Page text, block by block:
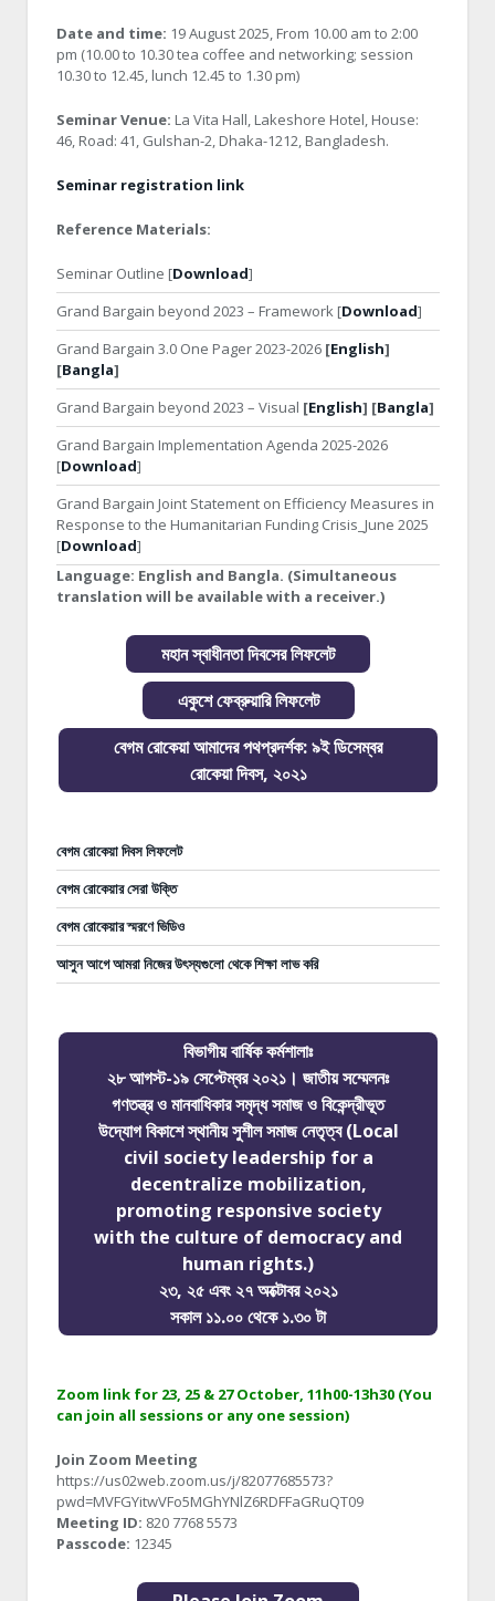
Date and time: 19 August 2025, From 10.00 am to 2:00
pm (10.00 to 10.30 tea coffee and networking; session
10.30 to 12.45, lunch 12.45 to 1.30 pm)
Seminar Venue: La Vita Hall, Lakeshore Hotel, House:
46, Road: 41, Gulshan-2, Dhaka-1212, Bangladesh.
Seminar registration link
Reference Materials:
Seminar Outline [Download]
Grand Bargain beyond 2023 – Framework [Download]
Grand Bargain 3.0 One Pager 2023-2026 [English]
[Bangla]
Grand Bargain beyond 2023 – Visual [English] [Bangla]
Grand Bargain Implementation Agenda 2025-2026
[Download]
Grand Bargain Joint Statement on Efficiency Measures in
Response to the Humanitarian Funding Crisis_June 2025
[Download]
Language: English and Bangla. (Simultaneous
translation will be available with a receiver.)
মহান স্বাধীনতা দিবসের লিফলেট
একুশে ফেব্রুয়ারি লিফলেট
বেগম রোকেয়া আমাদের পথপ্রদর্শক: ৯ই ডিসেম্বর
রোকেয়া দিবস, ২০২১
বেগম রোকেয়া দিবস লিফলেট
বেগম রোকেয়ার সেরা উক্তি
বেগম রোকেয়ার স্মরণে ভিডিও
আসুন আগে আমরা নিজের উৎস্যগুলো থেকে শিক্ষা লাভ করি
বিভাগীয় বার্ষিক কর্মশালাঃ
২৮ আগস্ট-১৯ সেপ্টেম্বর ২০২১। জাতীয় সম্মেলনঃ
গণতন্ত্র ও মানবাধিকার সমৃদ্ধ সমাজ ও বিকেন্দ্রীভূত
উদ্যোগ বিকাশে স্থানীয় সুশীল সমাজ নেতৃত্ব (Local
civil society leadership for a
decentralize mobilization,
promoting responsive society
with the culture of democracy and
human rights.)
২৩, ২৫ এবং ২৭ অক্টোবর ২০২১
সকাল ১১.০০ থেকে ১.৩০ টা
Zoom link for 23, 25 & 27 October, 11h00-13h30 (You
can join all sessions or any one session)
Join Zoom Meeting
https://us02web.zoom.us/j/82077685573?
pwd=MVFGYitwVFo5MGhYNlZ6RDFFaGRuQT09
Meeting ID: 820 7768 5573
Passcode: 12345